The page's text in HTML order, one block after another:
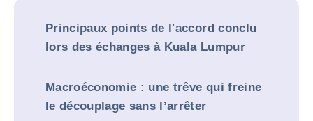
Principaux points de l'accord conclu
lors des échanges à Kuala Lumpur
Macroéconomie : une trêve qui freine
le découplage sans l’arrêter